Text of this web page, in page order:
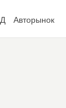
Авторынок